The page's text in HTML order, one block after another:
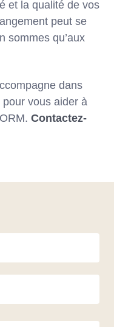
et la qualité de vos
peut se
sommes qu’aux
dans
vous aider à
Contactez-